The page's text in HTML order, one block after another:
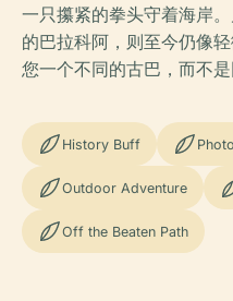
一只攥紧的拳头守着海岸
的巴拉科阿，则至今仍像
您一个不同的古巴，而不是
History Buff
Outdoor Adventure
Off the Beaten Path